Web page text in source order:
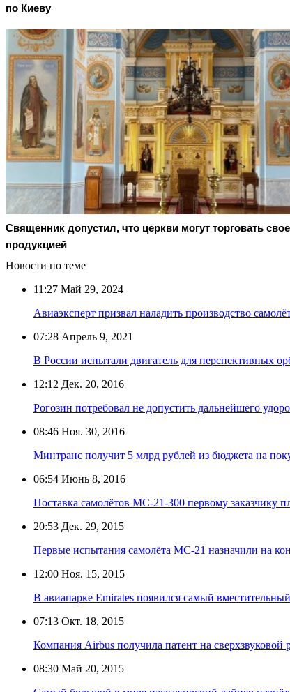
по Киеву
Священник допустил, что церкви могут торговать
продукцией
Новости по теме
11:27 Май 29, 2024
Авиаэксперт призвал наладить производство
07:28 Апрель 9, 2021
В России испытали двигатель для перспективных
12:12 Дек. 20, 2016
Рогозин потребовал не допустить дальнейшего
08:46 Ноя. 30, 2016
Минтранс получит 5 млрд рублей из бюджета на
06:54 Июнь 8, 2016
Поставка самолётов МС-21-300 первому заказчику
20:53 Дек. 29, 2015
Первые испытания самолёта МС-21 назначили на
12:00 Ноя. 15, 2015
В авиапарке Emirates появился самый
07:13 Окт. 18, 2015
Компания Airbus получила патент на сверхзвуковой
08:30 Май 20, 2015